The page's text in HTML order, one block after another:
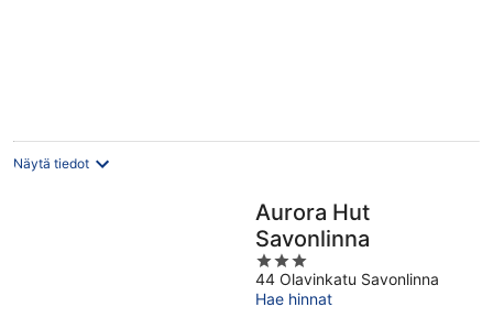
Näytä tiedot
Aurora Hut
Savonlinna
3
out
of
44 Olavinkatu Savonlinna
Hae hinnat